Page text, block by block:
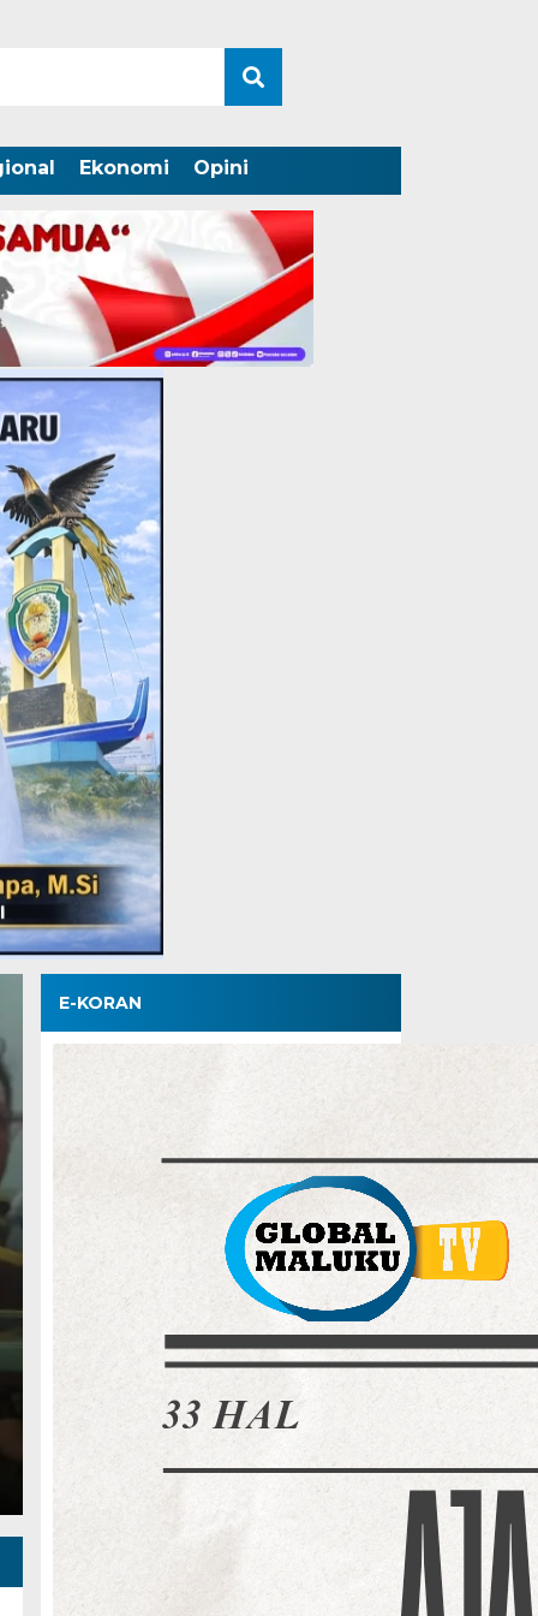
Ekonomi Opini
Rakerda II IWAPI
Kota Ambon Ajak
Majukan UMKM
Agu 2026 - 13:15 WIB
memperkuat kolaborasi…
E-KORAN